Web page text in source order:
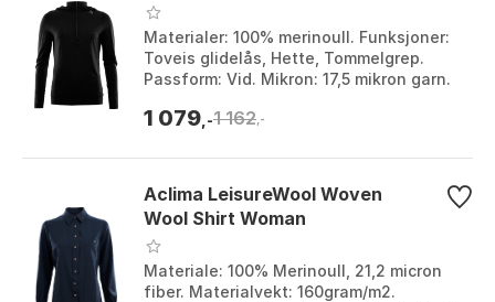
Materialer: 100% merinoull. Funksjoner:
Toveis glidelås, Hette, Tommelgrep.
Passform: Vid. Mikron: 17,5 mikron garn.
1 079 ,-1 162,-
Aclima LeisureWool Woven
Wool Shirt Woman
Materiale: 100% Merinoull, 21,2 micron
fiber. Materialvekt: 160gram/m2.